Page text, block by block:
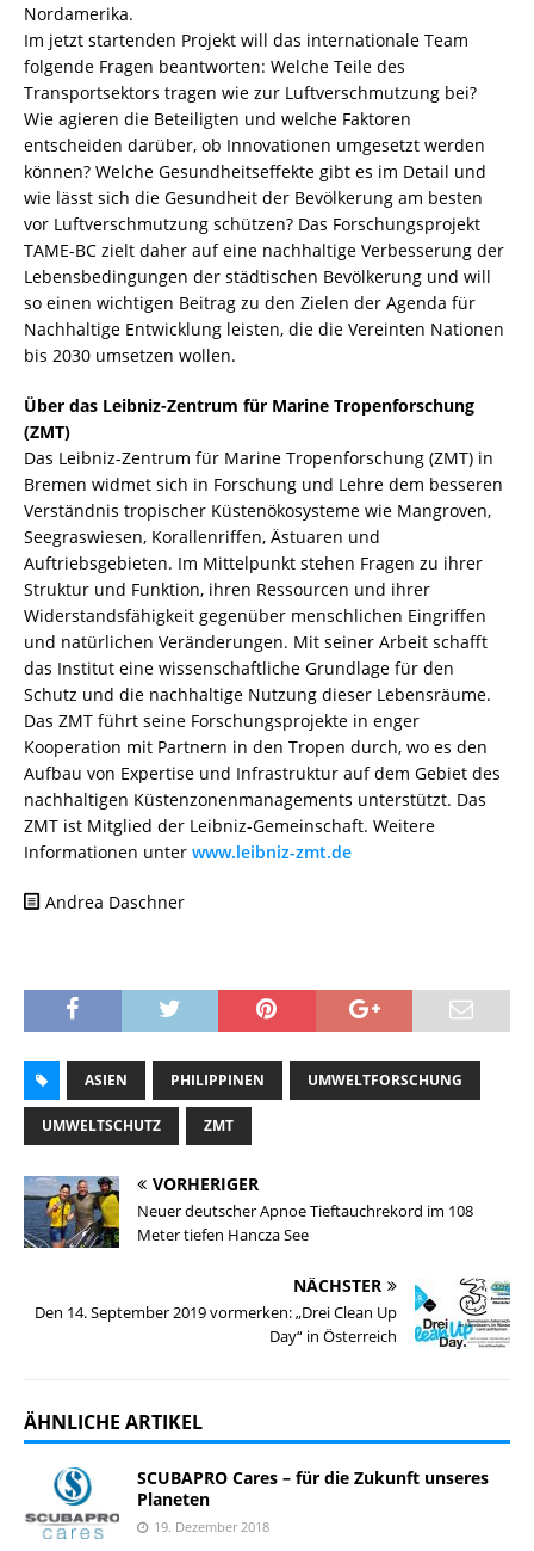
Nordamerika.
Im jetzt startenden Projekt will das internationale Team
folgende Fragen beantworten: Welche Teile des
Transportsektors tragen wie zur Luftverschmutzung bei?
Wie agieren die Beteiligten und welche Faktoren
entscheiden darüber, ob Innovationen umgesetzt werden
können? Welche Gesundheitseffekte gibt es im Detail und
wie lässt sich die Gesundheit der Bevölkerung am besten
vor Luftverschmutzung schützen? Das Forschungsprojekt
TAME-BC zielt daher auf eine nachhaltige Verbesserung der
Lebensbedingungen der städtischen Bevölkerung und will
so einen wichtigen Beitrag zu den Zielen der Agenda für
Nachhaltige Entwicklung leisten, die die Vereinten Nationen
bis 2030 umsetzen wollen.
Über das Leibniz-Zentrum für Marine Tropenforschung
(ZMT)
Das Leibniz-Zentrum für Marine Tropenforschung (ZMT) in
Bremen widmet sich in Forschung und Lehre dem besseren
Verständnis tropischer Küstenökosysteme wie Mangroven,
Seegraswiesen, Korallenriffen, Ästuaren und
Auftriebsgebieten. Im Mittelpunkt stehen Fragen zu ihrer
Struktur und Funktion, ihren Ressourcen und ihrer
Widerstandsfähigkeit gegenüber menschlichen Eingriffen
und natürlichen Veränderungen. Mit seiner Arbeit schafft
das Institut eine wissenschaftliche Grundlage für den
Schutz und die nachhaltige Nutzung dieser Lebensräume.
Das ZMT führt seine Forschungsprojekte in enger
Kooperation mit Partnern in den Tropen durch, wo es den
Aufbau von Expertise und Infrastruktur auf dem Gebiet des
nachhaltigen Küstenzonenmanagements unterstützt. Das
ZMT ist Mitglied der Leibniz-Gemeinschaft. Weitere
Informationen unter www.leibniz-zmt.de
Andrea Daschner
ASIEN PHILIPPINEN UMWELTFORSCHUNG
UMWELTSCHUTZ ZMT
VORHERIGER
Neuer deutscher Apnoe Tieftauchrekord im 108
Meter tiefen Hancza See
NÄCHSTER
Den 14. September 2019 vormerken: „Drei Clean Up
Day“ in Österreich
ÄHNLICHE ARTIKEL
SCUBAPRO Cares – für die Zukunft unseres
Planeten
19. Dezember 2018